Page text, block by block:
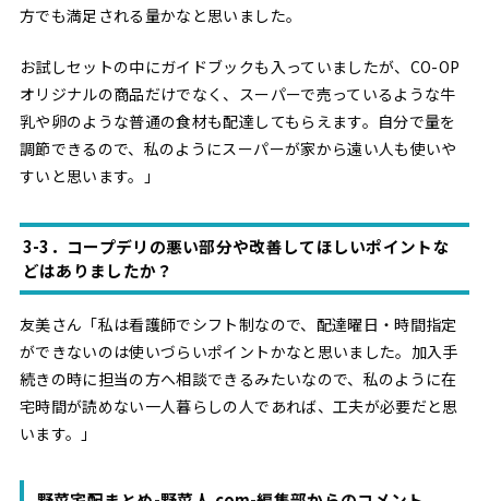
方でも満足される量かなと思いました。
お試しセットの中にガイドブックも入っていましたが、CO-OP
オリジナルの商品だけでなく、スーパーで売っているような牛
乳や卵のような普通の食材も配達してもらえます。自分で量を
調節できるので、私のようにスーパーが家から遠い人も使いや
すいと思います。」
3-3．コープデリの悪い部分や改善してほしいポイントな
どはありましたか？
友美さん「私は看護師でシフト制なので、配達曜日・時間指定
ができないのは使いづらいポイントかなと思いました。加入手
続きの時に担当の方へ相談できるみたいなので、私のように在
宅時間が読めない一人暮らしの人であれば、工夫が必要だと思
います。」